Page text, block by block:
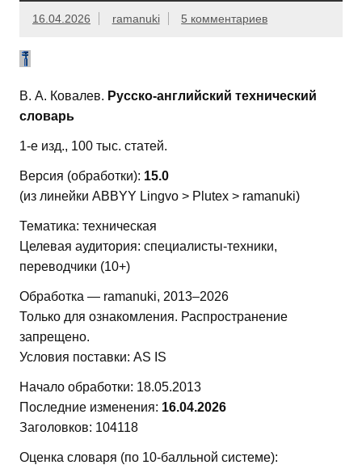
16.04.2026 ramanuki 5 комментариев
В. А. Ковалев. Русско-английский технический
словарь
1-е изд., 100 тыс. статей.
Версия (обработки): 15.0
(из линейки ABBYY Lingvo > Plutex > ramanuki)
Тематика: техническая
Целевая аудитория: специалисты-техники,
переводчики (10+)
Обработка — ramanuki, 2013–2026
Только для ознакомления. Распространение
запрещено.
Условия поставки: AS IS
Начало обработки: 18.05.2013
Последние изменения: 16.04.2026
Заголовков: 104118
Оценка словаря (по 10-балльной системе):